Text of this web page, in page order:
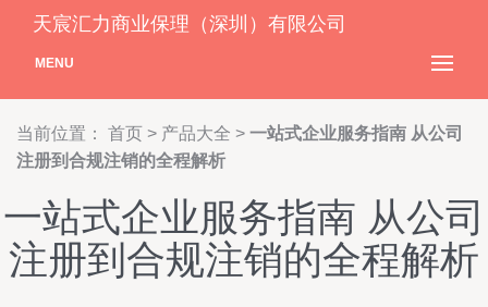
天宸汇力商业保理（深圳）有限公司
MENU
当前位置： 首页 > 产品大全 > 一站式企业服务指南 从公司
注册到合规注销的全程解析
一站式企业服务指南 从公司
注册到合规注销的全程解析